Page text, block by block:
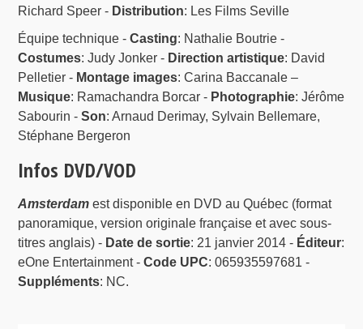
Richard Speer - Distribution: Les Films Seville
Équipe technique -Casting: Nathalie Boutrie -
Costumes: Judy Jonker - Direction artistique: David
Pelletier - Montage images: Carina Baccanale –
Musique: Ramachandra Borcar - Photographie: Jérôme
Sabourin -Son: Arnaud Derimay, Sylvain Bellemare,
Stéphane Bergeron
Infos DVD/VOD
Amsterdam est disponible en DVD au Québec (format
panoramique, version originale française et avec sous-
titres anglais) - Date de sortie: 21 janvier 2014 - Éditeur:
eOne Entertainment -Code UPC: 065935597681 -
Suppléments: NC.